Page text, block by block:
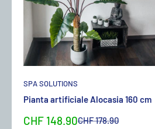
SPA SOLUTIONS
Pianta artificiale Alocasia 160 cm
Sonderpreis
CHF 148.90Normalpreis
CHF 178.90